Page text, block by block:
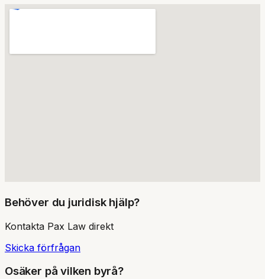
Behöver du juridisk hjälp?
Kontakta Pax Law direkt
Skicka förfrågan
Osäker på vilken byrå?